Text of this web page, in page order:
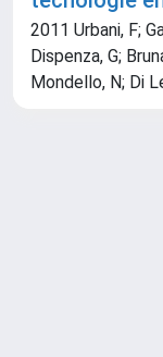
2011 Urbani, F;
Dispenza, G;
Mondello, N; Di